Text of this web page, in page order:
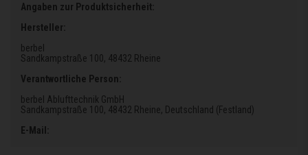
Angaben zur Produktsicherheit:
Hersteller:
berbel
Sandkampstraße 100, 48432 Rheine
Verantwortliche Person:
berbel Ablufttechnik GmbH
Sandkampstraße 100, 48432 Rheine, Deutschland (Festland)
E-Mail: